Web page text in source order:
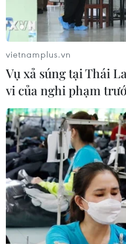
Theo dõi VietnamPlus
TIN LIÊN QUAN
vietnamplus.vn
Vụ xả súng tại Thái
vi của nghi phạm